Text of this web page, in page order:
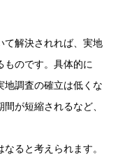
て解決されれば、実地
ものです。具体的に
地調査の確立は低くな
が短縮されるなど、
ると考えられます。